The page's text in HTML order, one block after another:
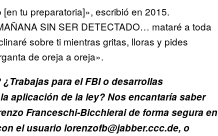
tu preparatoria]», escribió en 2015.
SIN SER DETECTADO… mataré a toda
sobre ti mientras gritas, lloras y pides
de oreja a oreja».
para el FBI o desarrollas
aplicación de la ley? Nos encantaría saber
Franceschi-Bicchierai de forma segura en
el usuario lorenzofb@jabber.ccc.de, o